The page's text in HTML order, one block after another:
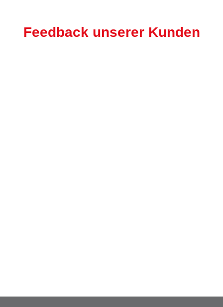
Feedback unserer Kunden